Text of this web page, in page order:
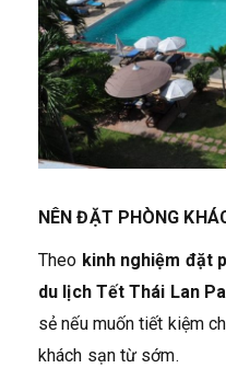
NÊN ĐẶT PHÒNG
Theo kinh nghiệm đặt
du lịch Tết Thái Lan
sẻ nếu muốn tiết kiệm
khách sạn từ sớm.